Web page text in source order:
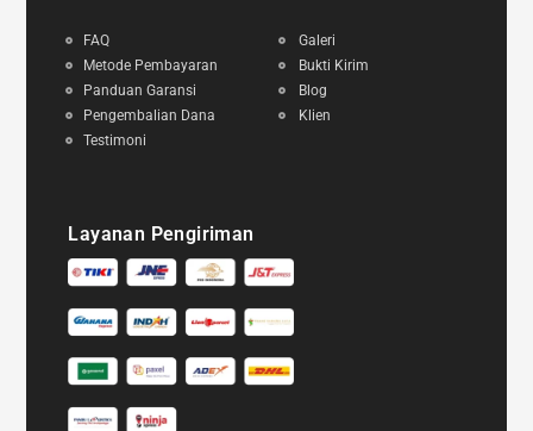
FAQ
Metode Pembayaran
Panduan Garansi
Pengembalian Dana
Testimoni
Galeri
Bukti Kirim
Blog
Klien
Layanan Pengiriman